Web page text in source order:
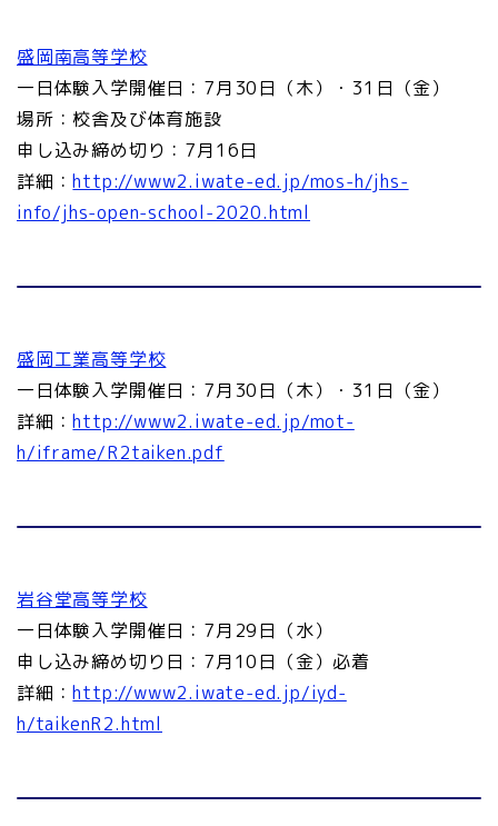
盛岡南高等学校
一日体験入学開催日：7月30日（木）・31日（金）
場所：校舎及び体育施設
申し込み締め切り：7月16日
詳細：http://www2.iwate-ed.jp/mos-h/jhs-
info/jhs-open-school-2020.html
盛岡工業高等学校
一日体験入学開催日：7月30日（木）・31日（金）
詳細：http://www2.iwate-ed.jp/mot-
h/iframe/R2taiken.pdf
岩谷堂高等学校
一日体験入学開催日：7月29日（水）
申し込み締め切り日：7月10日（金）必着
詳細：http://www2.iwate-ed.jp/iyd-
h/taikenR2.html